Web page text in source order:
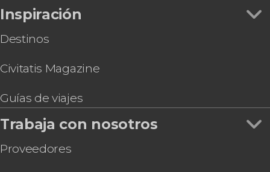
Inspiración
Destinos
Civitatis Magazine
Guías de viajes
Trabaja con nosotros
Proveedores